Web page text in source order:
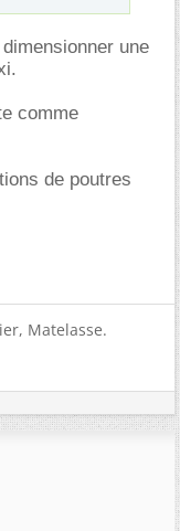
une
comme
de poutres
Matelasse.